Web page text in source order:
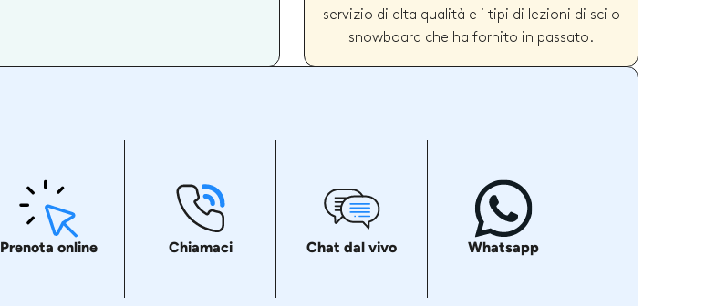
servizio di alta qualità e i tipi di lezioni di sci o
snowboard che ha fornito in passato.
Prenota online Chiamaci Chat dal vivo Whatsapp